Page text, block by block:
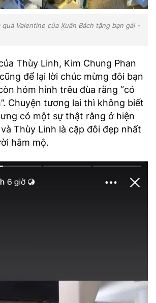
Valentine của Xuân Bách tặng bạn gái -
Thùy Linh, Kim Chung Phan
để lại lời chúc mừng đôi bạn
hóm hỉnh trêu đùa rằng “có
Chuyện tương lai thì không biết
có một sự thật rằng ở hiện
Thùy Linh là cặp đôi đẹp nhất
hâm mộ.